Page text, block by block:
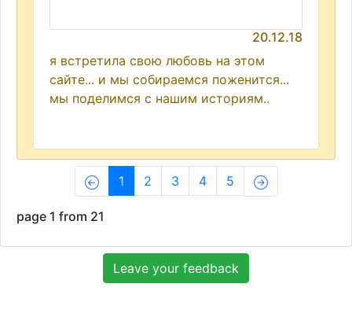
20.12.18
я встретила свою любовь на этом
сайте... и мы собираемся поженится...
мы поделимся с нашим историям..
1(current)
2 3 4 5
page 1 from 21
Leave your feedback